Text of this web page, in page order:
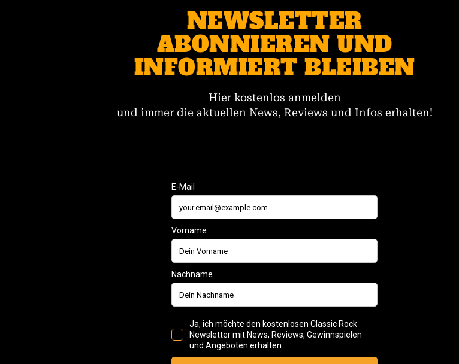
NEWSLETTER
ABONNIEREN UND
INFORMIERT BLEIBEN
Hier kostenlos anmelden
und immer die aktuellen News, Reviews und Infos erhalten!